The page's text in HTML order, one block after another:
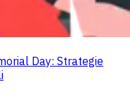
Day: Strategie